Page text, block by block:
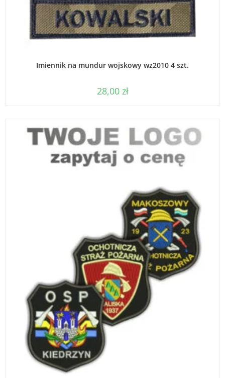
Imiennik na mundur wojskowy wz2010 4 szt.
28,00 zł